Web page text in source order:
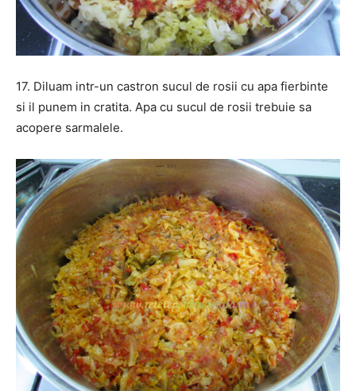
17. Diluam intr-un castron sucul de rosii cu apa fierbinte
si il punem in cratita. Apa cu sucul de rosii trebuie sa
acopere sarmalele.